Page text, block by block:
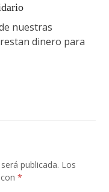
nuestras
dinero para
publicada. Los
con*